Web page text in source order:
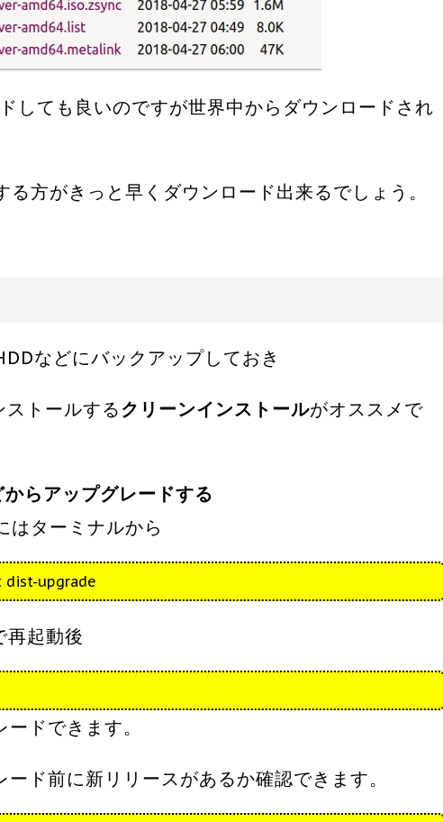
しても良いのですが世界中からダウンロードされ
方がきっと早くダウンロード出来るでしょう。
などにバックアップしておき
トールするクリーンインストールがオススメで
らアップグレードする
はターミナルから
upgrade
起動後
ドできます。
ド前に新リリースがあるか確認できます。